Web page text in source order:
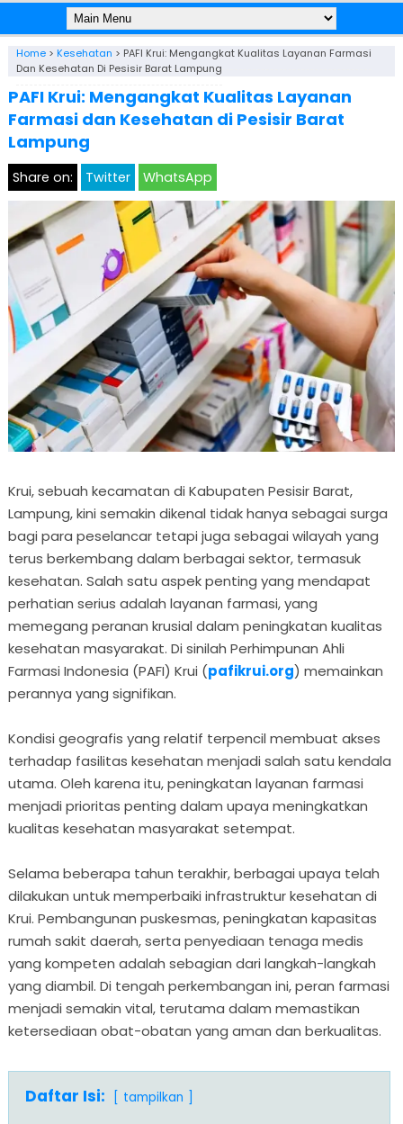
Home> Kesehatan > PAFI Krui: Mengangkat Kualitas Layanan Farmasi
Dan Kesehatan Di Pesisir Barat Lampung
PAFI Krui: Mengangkat Kualitas Layanan
Farmasi dan Kesehatan di Pesisir Barat
Lampung
Share on: Twitter WhatsApp
Krui, sebuah kecamatan di Kabupaten Pesisir Barat,
Lampung, kini semakin dikenal tidak hanya sebagai surga
bagi para peselancar tetapi juga sebagai wilayah yang
terus berkembang dalam berbagai sektor, termasuk
kesehatan. Salah satu aspek penting yang mendapat
perhatian serius adalah layanan farmasi, yang
memegang peranan krusial dalam peningkatan kualitas
kesehatan masyarakat. Di sinilah Perhimpunan Ahli
Farmasi Indonesia (PAFI) Krui (pafikrui.org) memainkan
perannya yang signifikan.
Kondisi geografis yang relatif terpencil membuat akses
terhadap fasilitas kesehatan menjadi salah satu kendala
utama. Oleh karena itu, peningkatan layanan farmasi
menjadi prioritas penting dalam upaya meningkatkan
kualitas kesehatan masyarakat setempat.
Selama beberapa tahun terakhir, berbagai upaya telah
dilakukan untuk memperbaiki infrastruktur kesehatan di
Krui. Pembangunan puskesmas, peningkatan kapasitas
rumah sakit daerah, serta penyediaan tenaga medis
yang kompeten adalah sebagian dari langkah-langkah
yang diambil. Di tengah perkembangan ini, peran farmasi
menjadi semakin vital, terutama dalam memastikan
ketersediaan obat-obatan yang aman dan berkualitas.
Daftar Isi: tampilkan